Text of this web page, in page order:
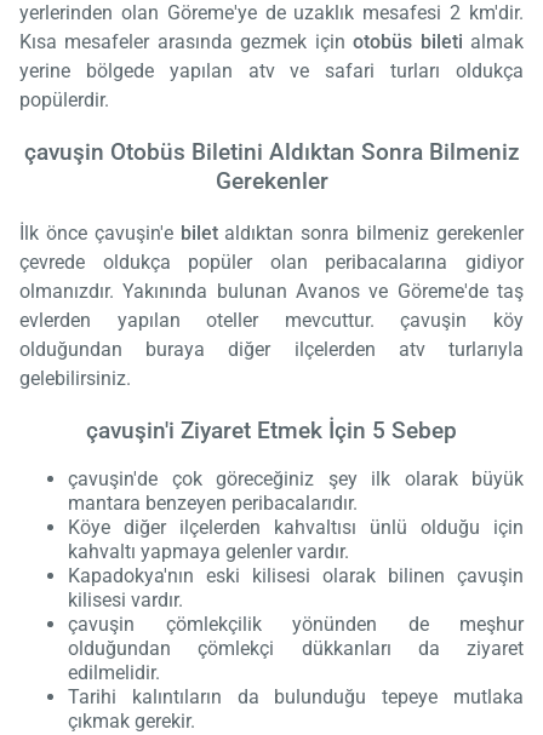
yerlerinden olan Göreme'ye de uzaklık mesafesi 2 km'dir.
Kısa mesafeler arasında gezmek içinotobüs bileti almak
yerine bölgede yapılan atv ve safari turları oldukça
popülerdir.
çavuşin Otobüs Biletini Aldıktan Sonra Bilmeniz
Gerekenler
İlk önce çavuşin'e biletaldıktan sonra bilmeniz gerekenler
çevrede oldukça popüler olan peribacalarına gidiyor
olmanızdır. Yakınında bulunan Avanos ve Göreme'de taş
evlerden yapılan oteller mevcuttur. çavuşin köy
olduğundan buraya diğer ilçelerden atv turlarıyla
gelebilirsiniz.
çavuşin'i Ziyaret Etmek İçin 5 Sebep
çavuşin'de çok göreceğiniz şey ilk olarak büyük
mantara benzeyen peribacalarıdır.
Köye diğer ilçelerden kahvaltısı ünlü olduğu için
kahvaltı yapmaya gelenler vardır.
Kapadokya'nın eski kilisesi olarak bilinen çavuşin
kilisesi vardır.
çavuşin çömlekçilik yönünden de meşhur
olduğundan çömlekçi dükkanları da ziyaret
edilmelidir.
Tarihi kalıntıların da bulunduğu tepeye mutlaka
çıkmak gerekir.